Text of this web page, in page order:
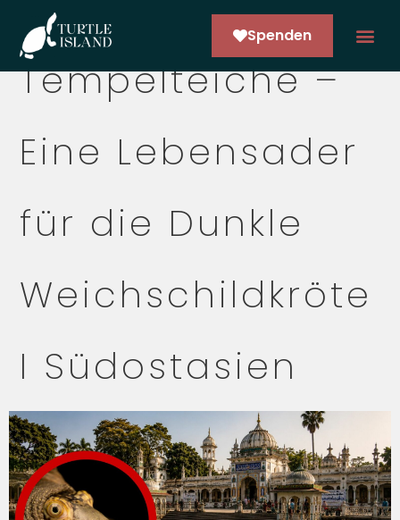
Spenden
Tempelteiche –
Eine Lebensader
für die Dunkle
Weichschildkröte
I Südostasien